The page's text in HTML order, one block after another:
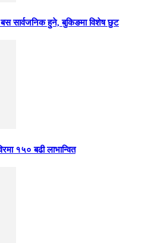
सार्वजनिक हुने, बुकिङमा विशेष छुट
१५० बढी लाभान्वित